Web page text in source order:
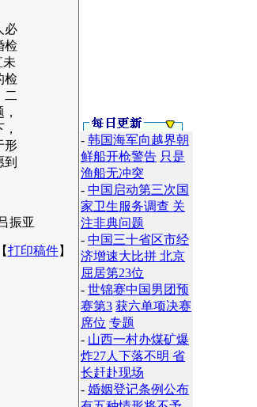
必
检
未
检
二
形
振亚
【打印稿件】
- 韩国海军向越界朝
鲜船开枪警告 只是
渔船无冲突
- 中国启动第三次国
家卫生服务调查 关
注非典问题
- 中国三十省区市经
济增速大比拼 北京
屈居第23位
- 世锦赛中国男团预
赛第3 获六单项决赛
席位 专题
- 山西一村办煤矿爆
炸27人下落不明 省
长赶赴现场
- 婚姻登记条例公布